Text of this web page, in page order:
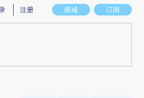
意图存在偏差。不代表财新观点和立场。推荐点击
商城 订阅
注册